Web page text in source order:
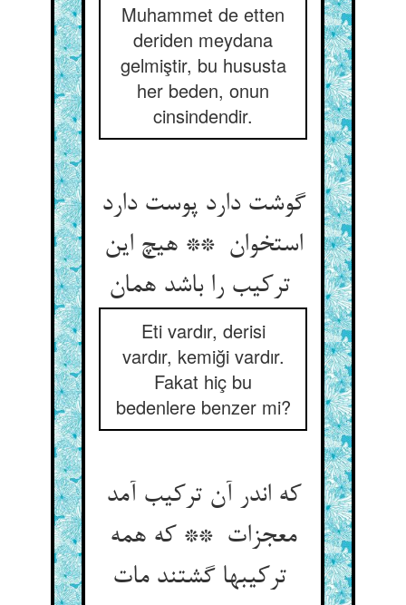
Muhammet de etten
deriden meydana
gelmiştir, bu hususta
her beden, onun
cinsindendir.
گوشت دارد پوست دارد
استخوان ** هیچ این
Eti vardır, derisi
vardır, kemiği vardır.
Fakat hiç bu
bedenlere benzer mi?
که اندر آن ترکیب آمد
معجزات ** که همه